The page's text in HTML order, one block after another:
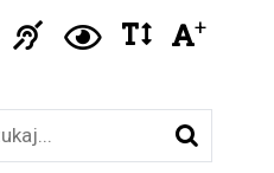
Ikonka
dostępności
Ikonka
dla
niesłyszących
Ikonka
kontrast
Ikonka
tekście
+